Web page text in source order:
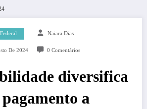
Naiara Dias
De 2024 0 Comentários
diversifica
a